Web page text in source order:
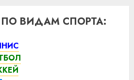
ВИДАМ СПОРТА: